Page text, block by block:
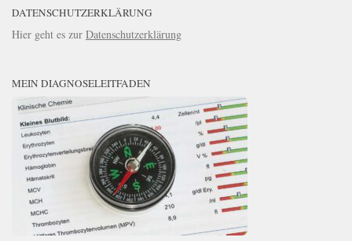
DATENSCHUTZERKLÄRUNG
Hier geht es zur Datenschutzerklärung
MEIN DIAGNOSELEITFADEN